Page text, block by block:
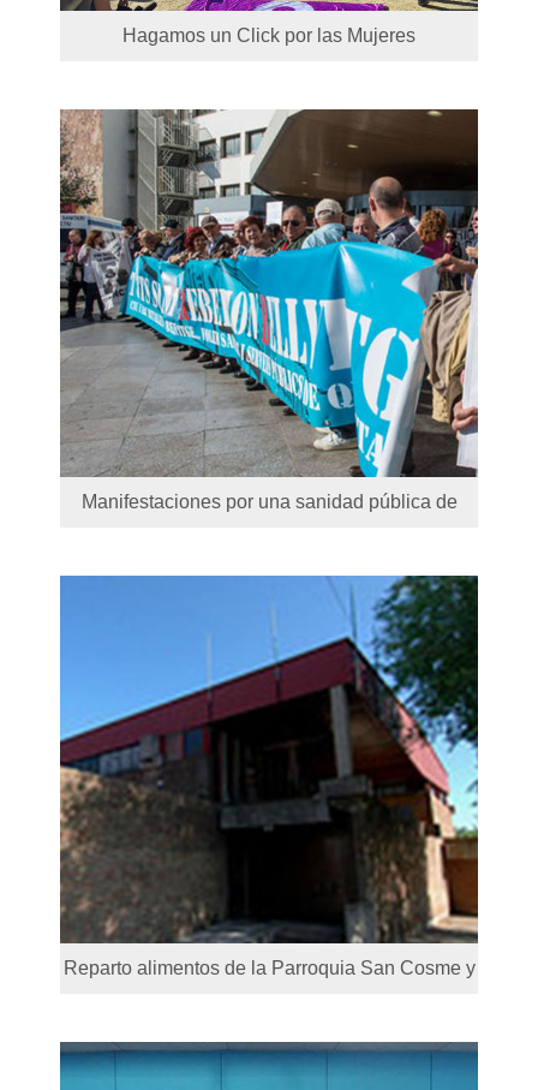
Hagamos un Click por las Mujeres
Manifestaciones por una sanidad pública de
Reparto alimentos de la Parroquia San Cosme y